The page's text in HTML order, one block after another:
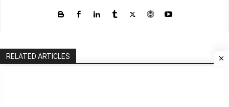
RELATED ARTICLES